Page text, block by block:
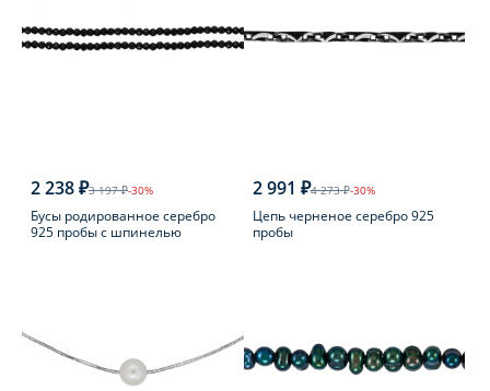
2 238 ₽3 197 ₽-30%
Бусы родированное серебро
925 пробы с шпинелью
2 991 ₽4 273 ₽-30%
Цепь черненое серебро 925
пробы